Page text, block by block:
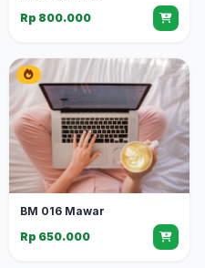
Rp 800.000
BM 016 Mawar
Rp 650.000